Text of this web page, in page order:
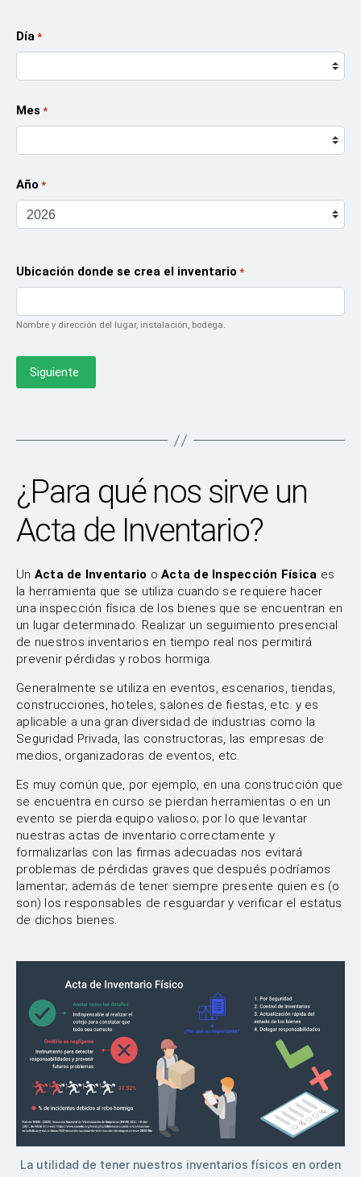
Día *
Mes *
Año *
Ubicación donde se crea el inventario *
Nombre y dirección del lugar, instalación, bodega.
¿Para qué nos sirve un
Acta de Inventario?
Un Acta de Inventario o Acta de Inspección Física es
la herramienta que se utiliza cuando se requiere hacer
una inspección física de los bienes que se encuentran en
un lugar determinado. Realizar un seguimiento presencial
de nuestros inventarios en tiempo real nos permitirá
prevenir pérdidas y robos hormiga.
Generalmente se utiliza en eventos, escenarios, tiendas,
construcciones, hoteles, salones de fiestas, etc. y es
aplicable a una gran diversidad de industrias como la
Seguridad Privada, las constructoras, las empresas de
medios, organizadoras de eventos, etc.
Es muy común que, por ejemplo, en una construcción que
se encuentra en curso se pierdan herramientas o en un
evento se pierda equipo valioso; por lo que levantar
nuestras actas de inventario correctamente y
formalizarlas con las firmas adecuadas nos evitará
problemas de pérdidas graves que después podríamos
lamentar; además de tener siempre presente quien es (o
son) los responsables de resguardar y verificar el estatus
de dichos bienes.
La utilidad de tener nuestros inventarios físicos en orden